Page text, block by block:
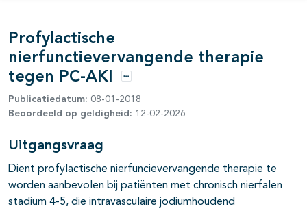
Profylactische
nierfunctievervangende therapie
tegen PC-AKI
Opties
Publicatiedatum: 08-01-2018
Beoordeeld op geldigheid: 12-02-2026
Uitgangsvraag
Dient profylactische nierfuncievervangende therapie te
worden aanbevolen bij patiënten met chronisch nierfalen
stadium 4-5, die intravasculaire jodiumhoudend